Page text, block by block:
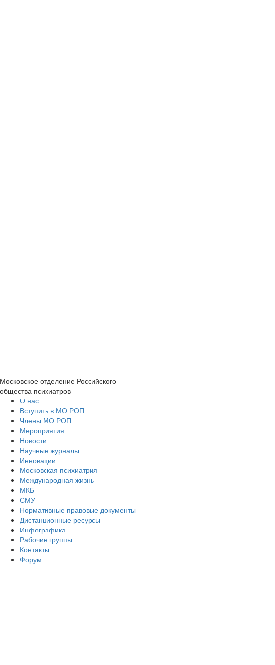
Московское отделение Российского
общества психиатров
О нас
Вступить в МО РОП
Члены МО РОП
Мероприятия
Новости
Научные журналы
Инновации
Московская психиатрия
Международная жизнь
МКБ
СМУ
Нормативные правовые документы
Дистанционные ресурсы
Инфографика
Рабочие группы
Контакты
Форум